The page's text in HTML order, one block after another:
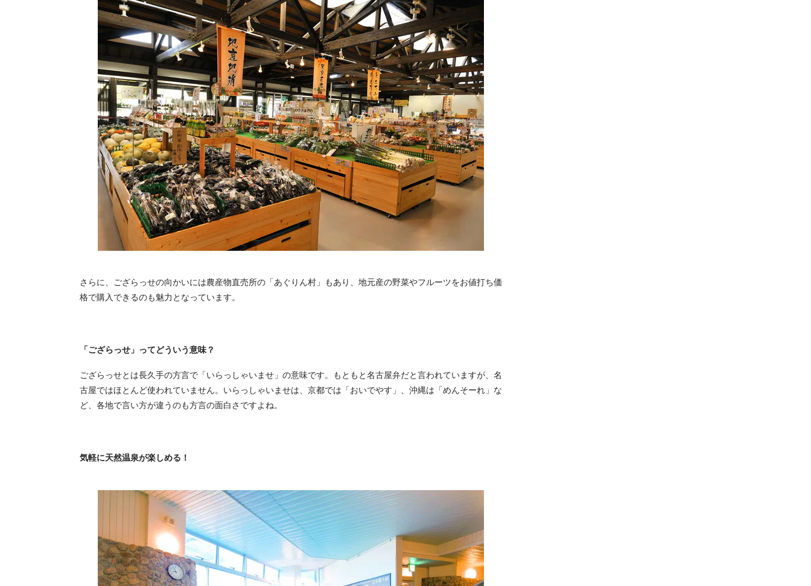
さらに、ござらっせの向かいには農産物直売所の「あぐりん村」もあり、地元産の野菜やフルーツをお値打ち価
格で購入できるのも魅力となっています。
「ござらっせ」ってどういう意味？
ござらっせとは長久手の方言で「いらっしゃいませ」の意味です。もともと名古屋弁だと言われていますが、名
古屋ではほとんど使われていません。いらっしゃいませは、京都では「おいでやす」、沖縄は「めんそーれ」な
ど、各地で言い方が違うのも方言の面白さですよね。
気軽に天然温泉が楽しめる！